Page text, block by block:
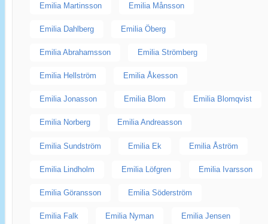
Emilia Martinsson Emilia Månsson
Emilia Dahlberg Emilia Öberg
Emilia Abrahamsson Emilia Strömberg
Emilia Hellström Emilia Åkesson
Emilia Jonasson Emilia Blom Emilia Blomqvist
Emilia Norberg Emilia Andreasson
Emilia Sundström Emilia Ek Emilia Åström
Emilia Lindholm Emilia Löfgren Emilia Ivarsson
Emilia Göransson Emilia Söderström
Emilia Falk Emilia Nyman Emilia Jensen